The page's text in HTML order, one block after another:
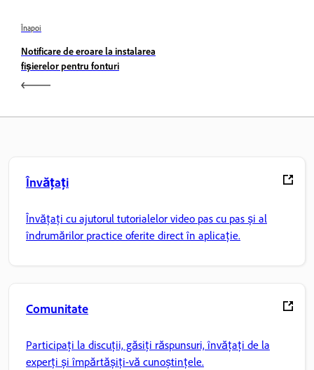
Înapoi
Notificare de eroare la instalarea
fișierelor pentru fonturi
Învățați
Învățați cu ajutorul tutorialelor video pas cu pas și al
îndrumărilor practice oferite direct în aplicație.
Comunitate
Participați la discuții, găsiți răspunsuri, învățați de la
experți și împărtășiți-vă cunoștințele.